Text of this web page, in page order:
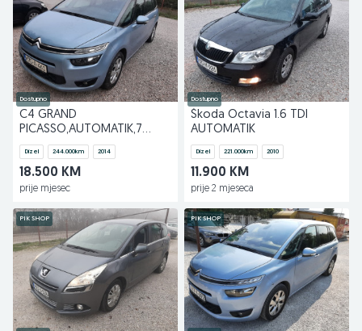
Dostupno
C4 GRAND
PICASSO,AUTOMATIK,7
SJEDIŠTA
Dizel 244.000km 2014
18.500 KM
prije mjesec
Dostupno
Škoda Octavia 1.6 TDI
AUTOMATIK
Dizel 221.000km 2010
11.900 KM
prije 2 mjeseca
PIK SHOP PIK SHOP